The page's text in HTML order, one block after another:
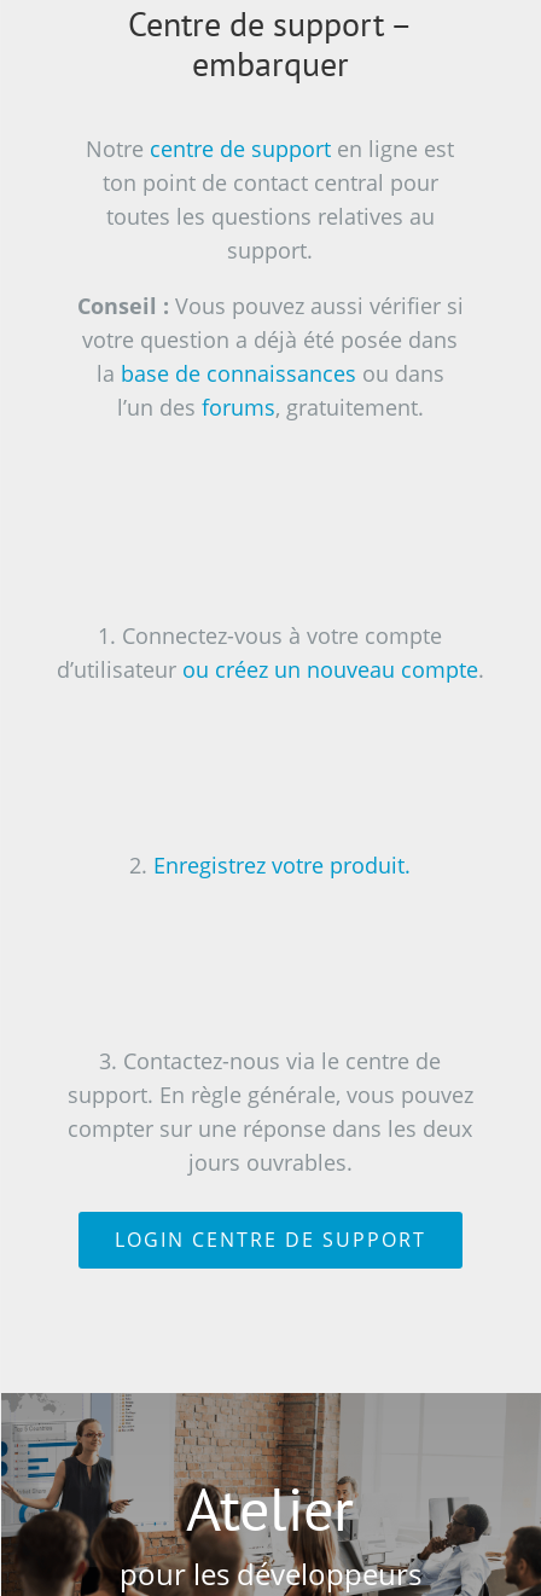
Centre de support –
embarquer
Notre centre de support en ligne est
ton point de contact central pour
toutes les questions relatives au
support.
Conseil : Vous pouvez aussi vérifier si
votre question a déjà été posée dans
la base de connaissances ou dans
l’un des forums, gratuitement.
1. Connectez-vous à votre compte
d’utilisateur ou créez un nouveau compte.
2. Enregistrez votre produit.
3. Contactez-nous via le centre de
support. En règle générale, vous pouvez
compter sur une réponse dans les deux
jours ouvrables.
LOGIN CENTRE DE SUPPORT
Atelier
pour les développeurs